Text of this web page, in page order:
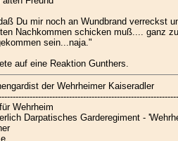
Du mir noch an Wundbrand verreckst
Nachkommen schicken muß.... ganz
sein...naja."
auf eine Reaktion Gunthers.
der Wehrheimer Kaiseradler
Wehrheim
Darpatisches Garderegiment -